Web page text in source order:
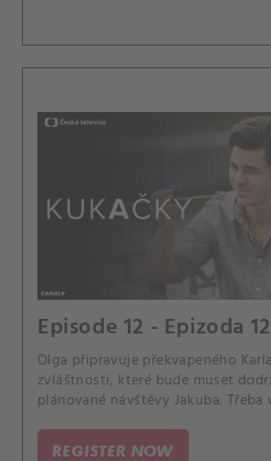
Episode 12 - Epizoda 12
Olga připravuje překvapeného
zvláštnosti, které bude muset
plánované návštěvy Jakuba. Třeba
REGISTER NOW